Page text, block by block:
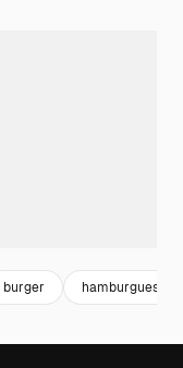
burger hamburguesa